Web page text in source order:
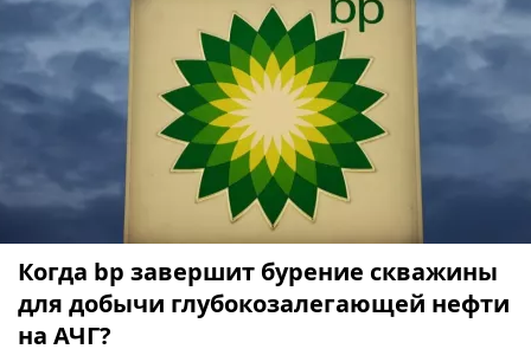
Когда bp завершит бурение скважины
для добычи глубокозалегающей нефти
на АЧГ?